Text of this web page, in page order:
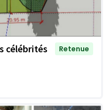
célébrités
Retenue